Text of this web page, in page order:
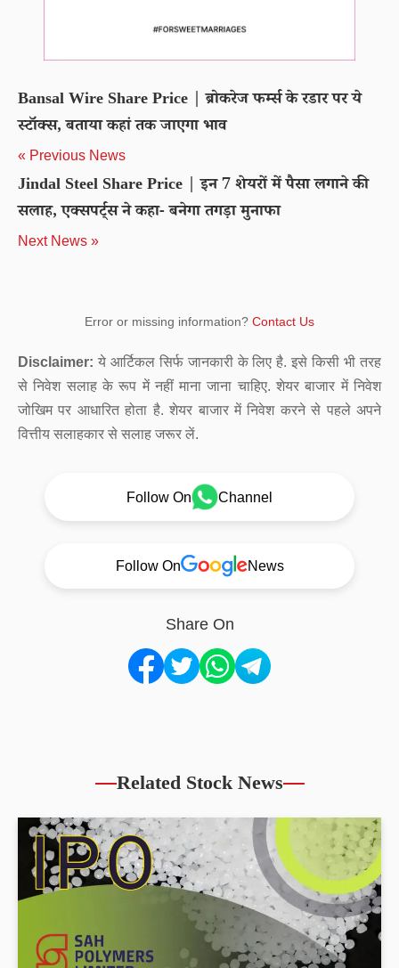
Bansal Wire Share Price | ब्रोकरेज फर्म्स के रडार पर ये
स्टॉक्स, बताया कहां तक जाएगा भाव
« Previous News
Jindal Steel Share Price | इन 7 शेयरों में पैसा लगाने की
सलाह, एक्‍सपर्ट्स ने कहा- बनेगा तगड़ा मुनाफा
Next News »
Error or missing information? Contact Us
Disclaimer: ये आर्टिकल सिर्फ जानकारी के लिए है. इसे किसी भी तरह
से निवेश सलाह के रूप में नहीं माना जाना चाहिए. शेयर बाजार में निवेश
जोखिम पर आधारित होता है. शेयर बाजार में निवेश करने से पहले अपने
वित्तीय सलाहकार से सलाह जरूर लें.
Follow On Channel
Follow On News
Share On
Related Stock News